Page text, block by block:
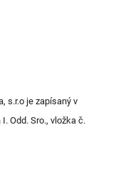
s.r.o je zapísaný v
Odd. Sro., vložka č.